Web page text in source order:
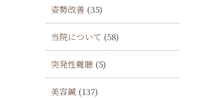
姿勢改善 (35)
当院について (58)
突発性難聴 (5)
美容鍼 (137)